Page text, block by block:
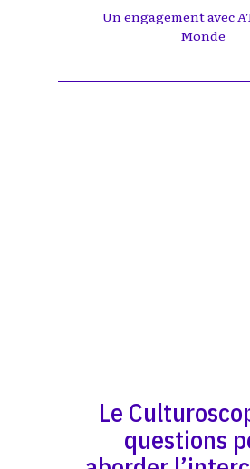
Un engagement avec
Monde
Le
questions